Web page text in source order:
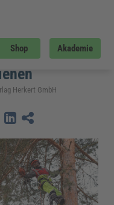
Shop Akademie
2017 erschienen
ist mit neuer
Inhalten im
Herkert GmbH